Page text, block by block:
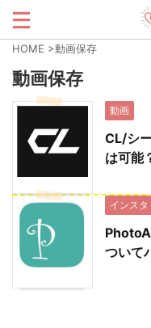
HOME >動画保存
動画保存
動画
CL/シ
は可能
インスタ
ついて